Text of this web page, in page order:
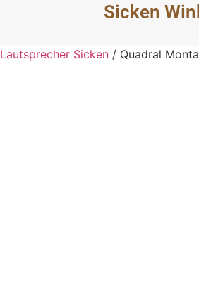
Sicken
Lautsprecher Sicken / Quadral